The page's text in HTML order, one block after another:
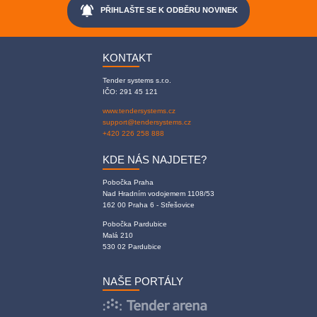
notifications_active PŘIHLAŠTE SE K ODBĚRU NOVINEK
KONTAKT
Tender systems s.r.o.
IČO: 291 45 121
www.tendersystems.cz
support@tendersystems.cz
+420 226 258 888
KDE NÁS NAJDETE?
Pobočka Praha
Nad Hradním vodojemem 1108/53
162 00 Praha 6 - Střešovice
Pobočka Pardubice
Malá 210
530 02 Pardubice
NAŠE PORTÁLY